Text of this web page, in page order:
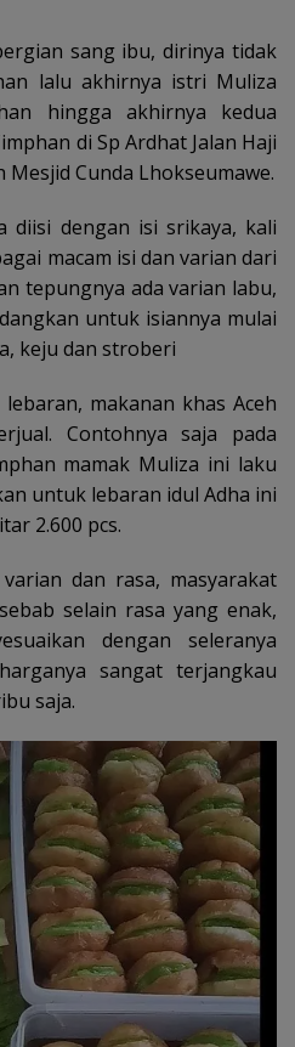
sang ibu, dirinya tidak
lalu akhirnya istri Muliza
hingga akhirnya kedua
di Sp Ardhat Jalan Haji
Cunda Lhokseumawe.
diisi dengan isi srikaya, kali
macam isi dan varian dari
tepungnya ada varian labu,
untuk isiannya mulai
keju dan stroberi
makanan khas Aceh
Contohnya saja pada
mamak Muliza ini laku
untuk lebaran idul Adha ini
2.600 pcs.
dan rasa, masyarakat
selain rasa yang enak,
dengan seleranya
sangat terjangkau
saja.